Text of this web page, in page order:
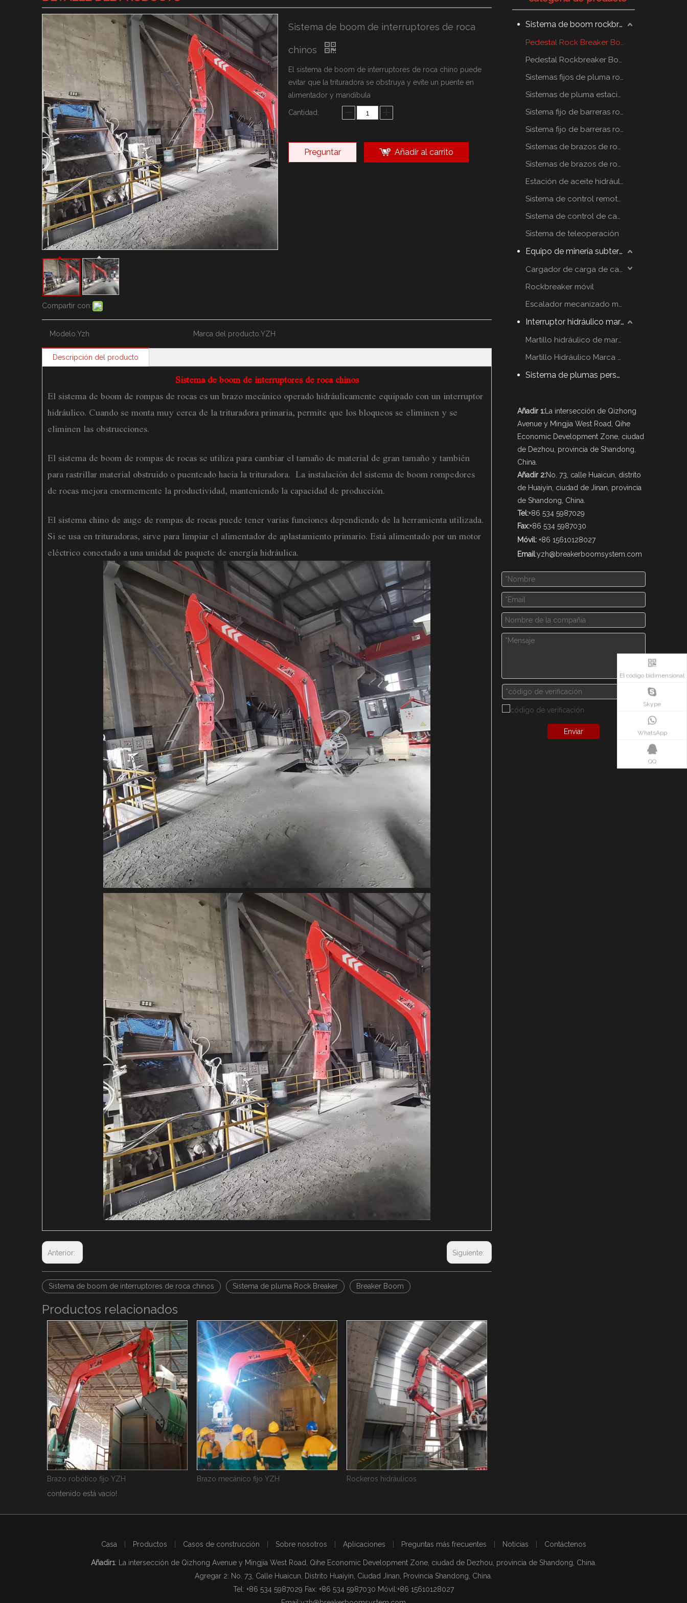
Martillo hidráulico de marca YZH
Martillo Hidráulico Marca Rammer
Sistema de barreras personalizadas
Compartir con:
Sistema de boom de interruptores de roca
chinos
El sistema de boom de interruptores de roca chino puede
evitar que la trituradora se obstruya y evite un puente en
alimentador y mandíbula
Cantidad:
Preguntar Añadir al carrito
Modelo:Yzh Marca del producto:YZH
Descripción del producto
Sistema de boom de interruptores de roca chinos
El sistema de boom de rompas de rocas es un brazo mecánico operado hidráulicamente equipado con un interruptor
hidráulico. Cuando se monta muy cerca de la trituradora primaria, permite que los bloqueos se eliminen y se
eliminen las obstrucciones.
El sistema de boom de rompas de rocas se utiliza para cambiar el tamaño de material de gran tamaño y también
para rastrillar material obstruido o puenteado hacia la trituradora. La instalación del sistema de boom rompedores
de rocas mejora enormemente la productividad, manteniendo la capacidad de producción.
El sistema chino de auge de rompas de rocas puede tener varias funciones dependiendo de la herramienta utilizada.
Si se usa en trituradoras, sirve para limpiar el alimentador de aplastamiento primario. Está alimentado por un motor
eléctrico conectado a una unidad de paquete de energía hidráulica.
Anterior: Siguiente:
Sistema de boom de interruptores de roca chinos Sistema de pluma Rock Breaker Breaker Boom
Productos relacionados
Brazo mecánico fijo YZH Rockeros hidráulicos Sistema de interruptores de roca
contenido está vacío!
Sistema de boom rockbreaker
Pedestal Rock Breaker Boom System
Pedestal Rockbreaker Boom System
Sistemas fijos de pluma rompe rocas
Sistemas de pluma estacionaria rompe rocas
Sistema fijo de barreras rompe rocas
Sistema fijo de barreras rompe rocas
Sistemas de brazos de rompe rocas estáticos
Sistemas de brazos de rompe rocas estáticos
Estación de aceite hidráulico
Sistema de control remoto por radio
Sistema de control de cabina
Sistema de teleoperación
Equipo de minería subterráneo
Cargador de carga de carga
Rockbreaker móvil
Escalador mecanizado móvil
Interruptor hidráulico martillo
Martillo hidráulico de marca YZH
Martillo Hidráulico Marca Rammer
Sistema de plumas personalizadas
Añadir 1: La intersección de Qizhong
Avenue y Mingjia West Road, Qihe
Economic Development Zone, ciudad
de Dezhou, provincia de Shandong,
China.
Añadir 2:No. 73, calle Huaicun, distrito
de Huaiyin, ciudad de Jinan, provincia
de Shandong, China.
Tel:+86 534 5987029
Fax:+86 534 5987030
Móvil: +86 15610128027
Email:yzh@breakerboomsystem.com
Enviar
Casa Productos Casos de construcción Sobre nosotros Aplicaciones Preguntas más frecuentes Noticias Contáctenos
Añadir1: La intersección de Qizhong Avenue y Mingjia West Road, Qihe Economic Development Zone, ciudad de Dezhou, provincia de Shandong, China.
Agregar 2: No. 73, Calle Huaicun, Distrito Huaiyin, Ciudad Jinan, Provincia Shandong, China.
Tel: +86 534 5987029 Fax: +86 534 5987030 Móvil:+86 15610128027
El código bidimensional
Skype
WhatsApp
QQ